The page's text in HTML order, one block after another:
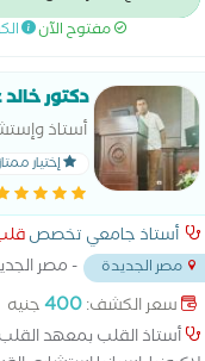
والصدر من كيلافلاند كلينك
قلب واوعيه دمويه -
مفتوح الآن
دكتور
أستاذ
التداخليه
إختيار
أستاذ جامعي تخصص
مصر الجديدة
- مصر
ميدان...
سعر الكشف:400جنيه
أستاذ القلب بمعهد